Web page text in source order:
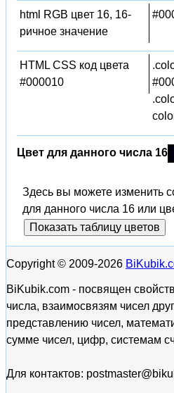
html RGB цвет 16, 16-
ричное значение
HTML CSS код цвета
#000010
Цвет для данного числа 16
Здесь вы можете изменить
для данного числа 16 или
Показать таблицу цветов
Copyright © 2009-2026
BiKubik.com - посвящен
числа, взаимосвязям чисел
представлению чисел,
сумме чисел, цифр, системам
Для контактов: